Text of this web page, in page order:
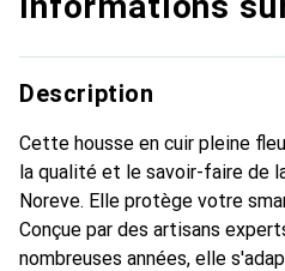
Description
Cette housse en cuir pleine
la qualité et le savoir-faire de
Noreve. Elle protège votre
Conçue par des artisans
nombreuses années, elle